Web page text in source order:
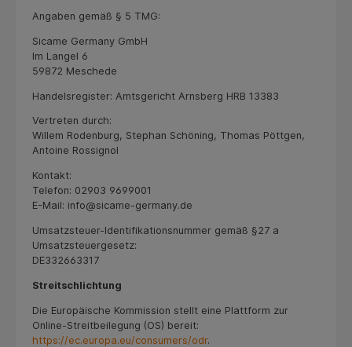
Angaben gemäß § 5 TMG:
Sicame Germany GmbH
Im Langel 6
59872 Meschede
Handelsregister: Amtsgericht Arnsberg HRB 13383
Vertreten durch:
Willem Rodenburg, Stephan Schöning, Thomas Pöttgen,
Antoine Rossignol
Kontakt:
Telefon: 02903 9699001
E-Mail: info@sicame-germany.de
Umsatzsteuer-Identifikationsnummer gemäß §27 a
Umsatzsteuergesetz:
DE332663317
Streitschlichtung
Die Europäische Kommission stellt eine Plattform zur
Online-Streitbeilegung (OS) bereit:
https://ec.europa.eu/consumers/odr.